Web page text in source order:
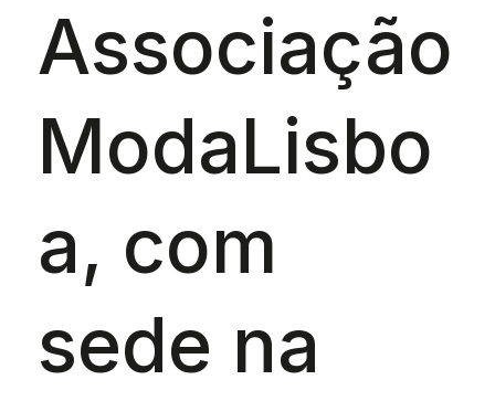
Associação
ModaLisbo
a, com
sede na